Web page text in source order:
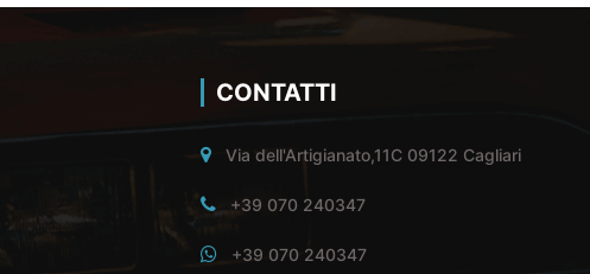
CONTATTI
Via dell'Artigianato,11C 09122 Cagliari
+39 070 240347
+39 070 240347